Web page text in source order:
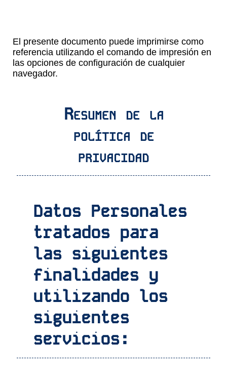
El presente documento puede imprimirse como
referencia utilizando el comando de impresión en
las opciones de configuración de cualquier
navegador.
Resumen de la
política de
privacidad
Datos Personales
tratados para
las siguientes
finalidades y
utilizando los
siguientes
servicios: